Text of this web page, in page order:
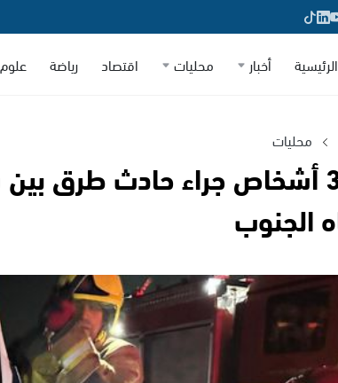
الرئيسية أخبار محليات اقتصاد رياضة
محليات
إصابة 3 أشخاص جراء حادث طرق